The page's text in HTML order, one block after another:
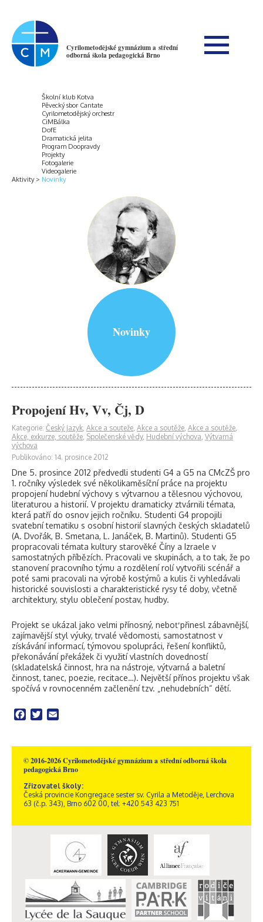
Cyrilometodějské gymnázium a střední
odborná škola pedagogická Brno
Aktivity
Školní klub Kotva
Pěvecký sbor Cantate
Cyrilometodějský orchestr
CiMBálka
DofE
Dramatická jelita
Program Doopravdy
Projekty
Fotogalerie
Videogalerie
Novinky
Novinky
Propojení Hv, Vv, Čj, D
Kategorie: Český jazyk, Akce a souteže, Akce a soutěže, Akce a soutěže,
Akce, exkurze, soutěže, Společenské vědy, Hudební výchova, Výtvarná
výchova
Publikováno: 14. prosince 2012
Dne 5. prosince 2012 předvedli studenti G4 a G5 na CMcZŠ pro
1. ročníky výsledek své několikaměsíční práce na projektu
propojení hudební výchovy s výtvarnou a tělesnou výchovou,
literaturou a historií. V projektu dramaticky ztvárnili témata,
která patří do osnov jejich ročníku. Studenti G4 propojili
svatební tematiku s osobní historií slavných českých skladatelů
(A. Dvořák, B. Smetana, L. Janáček, B. Martinů). Studenti G5
propracovali témata kultury starověké Číny a Izraele v
samostatných příbězích. Pracovali ve skupinách, a to tak, že po
stanovení pracovního týmu a rozdělení rolí vytvořili scénář a
poté sami pracovali na výrobě kostýmů a kulis či vyhledávali
historické souvislosti a charakteristické rysy té doby, včetně
architektury, stylu oblečení postav, hudby.
Projekt se ukázal jako velmi přínosný, neboť přinesl zábavnější,
zajímavější styl výuky, trvalé vědomosti, samostatnost v
získávání informací, týmovou spolupráci, řešení konfliktů,
překonávání překážek či využití vlastních dovedností
(skladatelská činnost, hra na nástroje, výtvarná a baletní
činnost, tanec, poezie, recitace…). Největší přínos projektu však
spočívá v rovnocenném začlenění tzv. „nehudebních“ dětí.
Facebook
Twitter
© 2016-2026 Cyrilometodějské gymnázium a střední odborná škola
pedagogická Brno
Zřizovatel školy:
Česká provincie Kongregace sester sv. Cyrila a Metoděje, Lerchova
63 (č.p. 343), Brno 602 00, tel: +420 543 423 751